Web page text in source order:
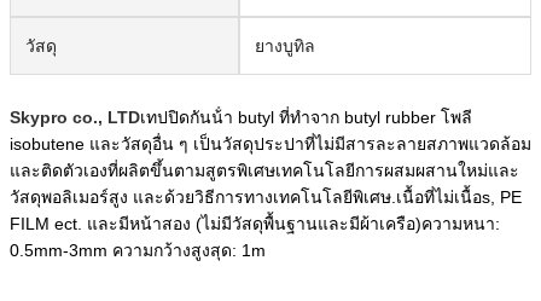
วัสดุ ยางบูทิล
Skypro co., LTDเทปปิดกันน้ํา butyl ที่ทําจาก butyl rubber โพลี
isobutene และวัสดุอื่น ๆ เป็นวัสดุประปาที่ไม่มีสารละลายสภาพแวดล้อม
และติดตัวเองที่ผลิตขึ้นตามสูตรพิเศษเทคโนโลยีการผสมผสานใหม่และ
วัสดุพอลิเมอร์สูง และด้วยวิธีการทางเทคโนโลยีพิเศษ. เนื้อที่ไม่เนื้อs , PE
FILM ect. และมีหน้าสอง (ไม่มีวัสดุพื้นฐานและมีผ้าเครือ)ความหนา:
0.5mm-3mm ความกว้างสูงสุด: 1m